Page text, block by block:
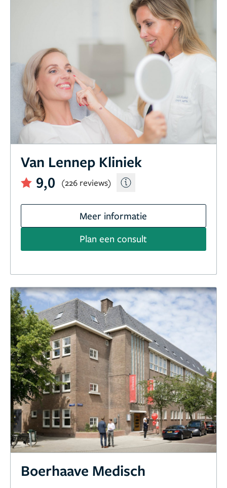
Van Lennep Kliniek
9,0
(226 reviews)
Meer informatie
Plan een consult
Boerhaave Medisch